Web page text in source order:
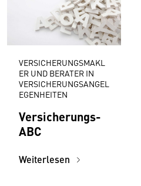
VERSICHERUNGSMAKL
ER UND BERATER IN
VERSICHERUNGSANGEL
EGENHEITEN
Versicherungs-
ABC
Weiterlesen